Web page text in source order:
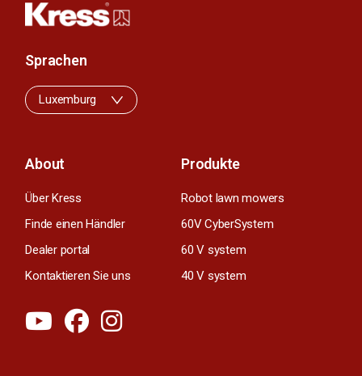
About
Über Kress
Finde einen Händler
Dealer portal
Kontaktieren Sie uns
Produkte
Robot lawn mowers
60V CyberSystem
60 V system
40 V system
Sprachen
Luxemburg